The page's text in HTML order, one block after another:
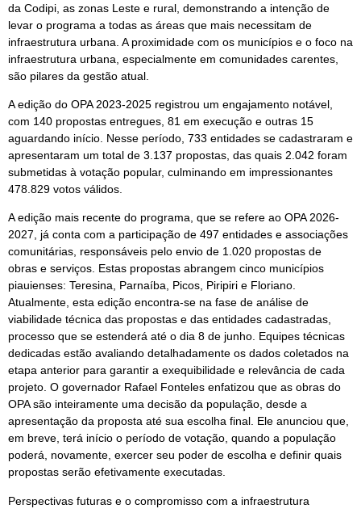
da Codipi, as zonas Leste e rural, demonstrando a intenção de
levar o programa a todas as áreas que mais necessitam de
infraestrutura urbana. A proximidade com os municípios e o foco na
infraestrutura urbana, especialmente em comunidades carentes,
são pilares da gestão atual.
A edição do OPA 2023-2025 registrou um engajamento notável,
com 140 propostas entregues, 81 em execução e outras 15
aguardando início. Nesse período, 733 entidades se cadastraram e
apresentaram um total de 3.137 propostas, das quais 2.042 foram
submetidas à votação popular, culminando em impressionantes
478.829 votos válidos.
A edição mais recente do programa, que se refere ao OPA 2026-
2027, já conta com a participação de 497 entidades e associações
comunitárias, responsáveis pelo envio de 1.020 propostas de
obras e serviços. Estas propostas abrangem cinco municípios
piauienses: Teresina, Parnaíba, Picos, Piripiri e Floriano.
Atualmente, esta edição encontra-se na fase de análise de
viabilidade técnica das propostas e das entidades cadastradas,
processo que se estenderá até o dia 8 de junho. Equipes técnicas
dedicadas estão avaliando detalhadamente os dados coletados na
etapa anterior para garantir a exequibilidade e relevância de cada
projeto. O governador Rafael Fonteles enfatizou que as obras do
OPA são inteiramente uma decisão da população, desde a
apresentação da proposta até sua escolha final. Ele anunciou que,
em breve, terá início o período de votação, quando a população
poderá, novamente, exercer seu poder de escolha e definir quais
propostas serão efetivamente executadas.
Perspectivas futuras e o compromisso com a infraestrutura